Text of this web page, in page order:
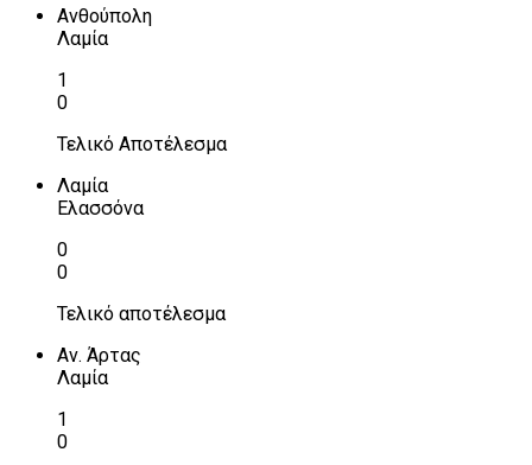
Ανθούπολη
Λαμία
1
0
Τελικό Αποτέλεσμα
Λαμία
Ελασσόνα
0
0
Τελικό αποτέλεσμα
Αν. Άρτας
Λαμία
1
0